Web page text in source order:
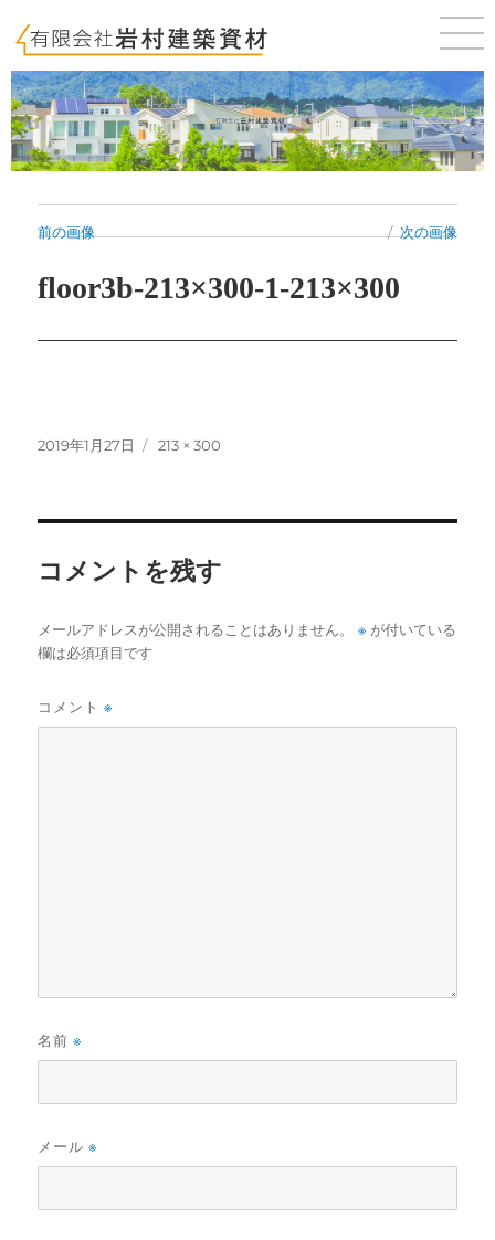
前の画像 次の画像
floor3b-213×300-1-213×300
投
2019年1月27日
フ
213 × 300
コメントを残す
メールアドレスが公開されることはありません。 ※ が付いている
欄は必須項目です
コメント※
名前※
メール※